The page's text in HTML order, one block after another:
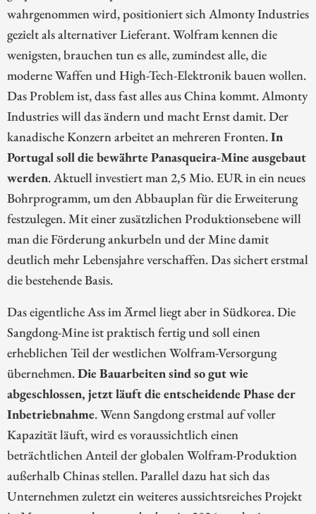
wahrgenommen wird, positioniert sich Almonty Industries
gezielt als alternativer Lieferant. Wolfram kennen die
wenigsten, brauchen tun es alle, zumindest alle, die
moderne Waffen und High-Tech-Elektronik bauen wollen.
Das Problem ist, dass fast alles aus China kommt. Almonty
Industries will das ändern und macht Ernst damit. Der
kanadische Konzern arbeitet an mehreren Fronten.In
Portugal soll die bewährte Panasqueira-Mine ausgebaut
werden. Aktuell investiert man 2,5 Mio. EUR in ein neues
Bohrprogramm, um den Abbauplan für die Erweiterung
festzulegen. Mit einer zusätzlichen Produktionsebene will
man die Förderung ankurbeln und der Mine damit
deutlich mehr Lebensjahre verschaffen. Das sichert erstmal
die bestehende Basis.
Das eigentliche Ass im Ärmel liegt aber in Südkorea. Die
Sangdong-Mine ist praktisch fertig und soll einen
erheblichen Teil der westlichen Wolfram-Versorgung
übernehmen.Die Bauarbeiten sind so gut wie
abgeschlossen, jetzt läuft die entscheidende Phase der
Inbetriebnahme. Wenn Sangdong erstmal auf voller
Kapazität läuft, wird es voraussichtlich einen
beträchtlichen Anteil der globalen Wolfram-Produktion
außerhalb Chinas stellen. Parallel dazu hat sich das
Unternehmen zuletzt ein weiteres aussichtsreiches Projekt